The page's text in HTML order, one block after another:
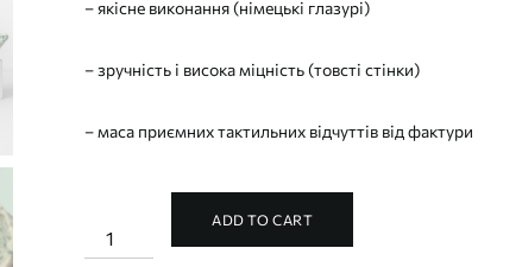
– якісне виконання (німецькі глазурі)
– зручність і висока міцність (товсті стінки)
– маса приємних тактильних відчуттів від фактури
RIVER
STONE
ADD TO CART